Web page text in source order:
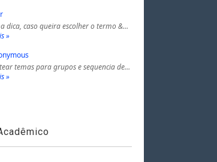
dica, caso queira escolher o termo &…
»
temas para grupos e sequencia de…
»